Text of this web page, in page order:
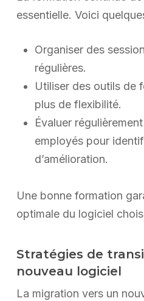
essentielle. Voici
Organiser des
régulières.
Utiliser des outils de
plus de flexibilité.
Évaluer
employés pour
d’amélioration.
Une bonne formation
optimale du logiciel
Stratégies de
nouveau logiciel
La migration vers un